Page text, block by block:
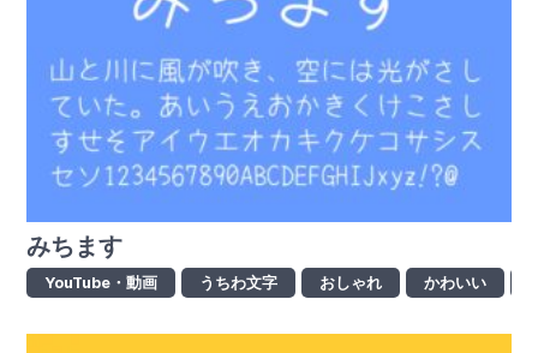
みちます
YouTube・動画 うちわ文字 おしゃれ かわいい